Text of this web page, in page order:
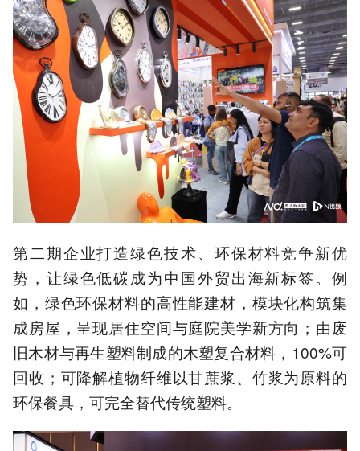
第二期企业打造绿色技术、环保材料竞争新优
势，让绿色低碳成为中国外贸出海新标签。例
如，绿色环保材料的高性能建材，模块化构筑集
成房屋，呈现居住空间与庭院美学新方向；由废
旧木材与再生塑料制成的木塑复合材料，100%可
回收；可降解植物纤维以甘蔗浆、竹浆为原料的
环保餐具，可完全替代传统塑料。